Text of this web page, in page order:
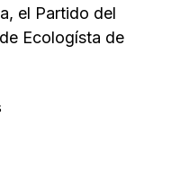
el Partido del
Ecologísta de